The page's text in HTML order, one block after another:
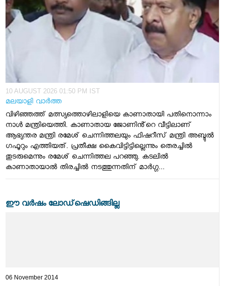
10 AUGUST 2026 01:50 PM IST
മലയാളി വാര്‍ത്ത
വിഴി‍ഞ്ഞത്ത് മത്സ്യത്തൊഴിലാളിയെ കാണാതായി പതിനൊന്നാം
നാൾ മന്ത്രിയെത്തി. കാണാതായ ജോണിൻ്റെ വീട്ടിലാണ്
ആഭ്യന്തര മന്ത്രി രമേശ് ചെന്നിത്തലയും ഫിഷറീസ് മന്ത്രി അബ്ദുൽ
ഗഫൂറും എത്തിയത്. പ്രതീക്ഷ കൈവിട്ടിട്ടില്ലെന്നും തെരച്ചിൽ
തുടരുമെന്നും രമേശ് ചെന്നിത്തല പറഞ്ഞു. കടലിൽ
കാണാതായാൽ തിരച്ചിൽ നടത്തുന്നതിന് മാർഗ്ഗ...
ഈ വര്‍ഷം ലോഡ്‌ഷെഡിങ്ങില്ല
06 November 2014